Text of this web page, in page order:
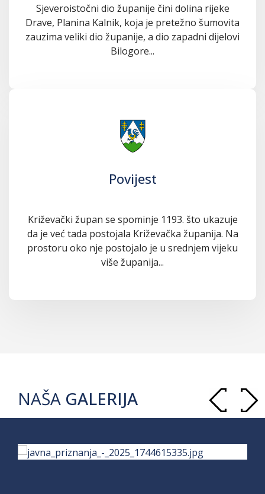
Sjeveroistočni dio županije čini dolina rijeke
Drave, Planina Kalnik, koja je pretežno šumovita
zauzima veliki dio županije, a dio zapadni dijelovi
Bilogore...
Povijest
Križevački župan se spominje 1193. što ukazuje
da je već tada postojala Križevačka županija. Na
prostoru oko nje postojalo je u srednjem vijeku
više županija...
NAŠA GALERIJA